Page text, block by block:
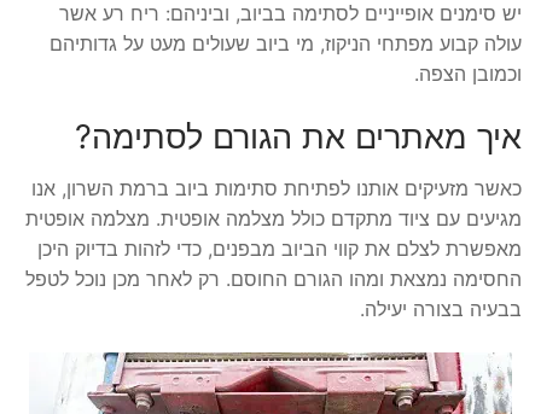
יש סימנים אופייניים לסתימה בביוב, וביניהם: ריח רע אשר
עולה קבוע מפתחי הניקוז, מי ביוב שעולים מעט על גדותיהם
וכמובן הצפה.
איך מאתרים את הגורם לסתימה?
כאשר מזעיקים אותנו לפתיחת סתימות ביוב ברמת השרון, אנו
מגיעים עם ציוד מתקדם כולל מצלמה אופטית. מצלמה אופטית
מאפשרת לצלם את קווי הביוב מבפנים, כדי לזהות בדיוק היכן
החסימה נמצאת ומהו הגורם החוסם. רק לאחר מכן נוכל לטפל
בבעיה בצורה יעילה.